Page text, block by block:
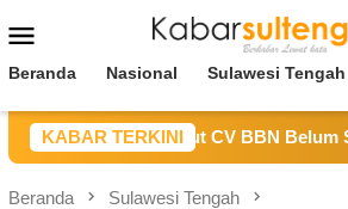
ke
Mobile
Beranda Nasional Sulawesi Tengah
KABAR TERKINI
Sulteng Sebut CV BBN Belum
Beranda Sulawesi Tengah